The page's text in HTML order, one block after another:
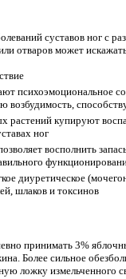
суставов ног с
отваров может
психоэмоциональное
возбудимость,
растений купируют
ног
восполнить
диуретическое
шлаков и токсинов
принимать 3%
Более сильное
ложку измельченного